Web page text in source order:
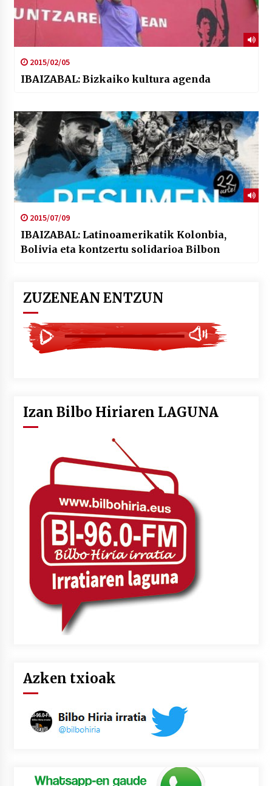
2015/02/05
IBAIZABAL: Bizkaiko kultura agenda
2015/07/09
IBAIZABAL: Latinoamerikatik Kolonbia,
Bolivia eta kontzertu solidarioa Bilbon
ZUZENEAN ENTZUN
Izan Bilbo Hiriaren LAGUNA
Azken txioak